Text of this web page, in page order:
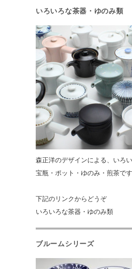
いろいろな茶器・ゆのみ類
森正洋のデザインによる、いろ
宝瓶・ポット・ゆのみ・煎茶です
下記のリンクからどうぞ
いろいろな茶器・ゆのみ類
ブルームシリーズ